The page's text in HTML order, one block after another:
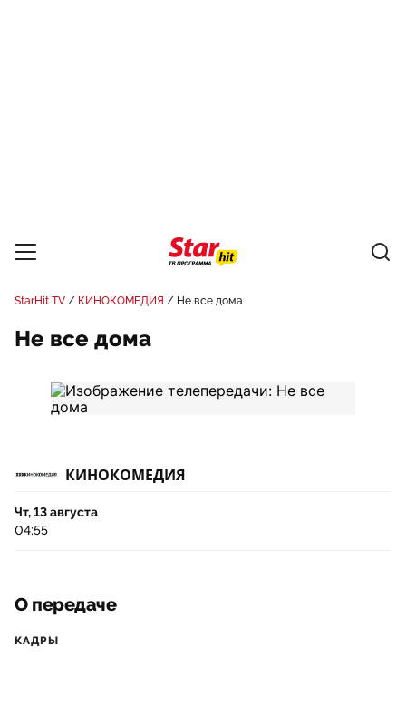
StarHit TV КИНОКОМЕДИЯ Не все дома
Не все дома
КИНОКОМЕДИЯ
Чт, 13 августа
04:55
О передаче
КАДРЫ